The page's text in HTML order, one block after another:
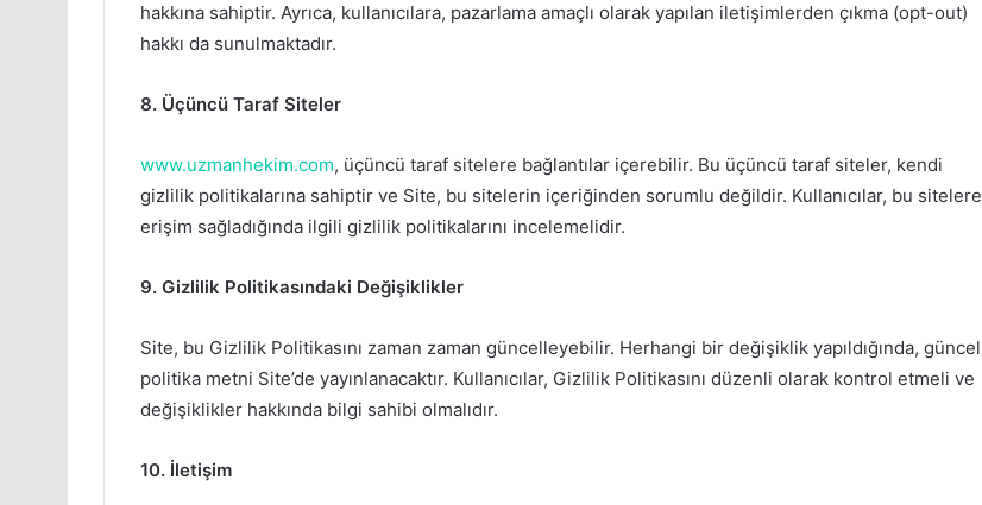
hakkına sahiptir. Ayrıca, kullanıcılara, pazarlama amaçlı olarak yapılan iletişimlerden çıkma (opt-out)
hakkı da sunulmaktadır.
8. Üçüncü Taraf Siteler
www.uzmanhekim.com, üçüncü taraf sitelere bağlantılar içerebilir. Bu üçüncü taraf siteler, kendi
gizlilik politikalarına sahiptir ve Site, bu sitelerin içeriğinden sorumlu değildir. Kullanıcılar, bu sitelere
erişim sağladığında ilgili gizlilik politikalarını incelemelidir.
9. Gizlilik Politikasındaki Değişiklikler
Site, bu Gizlilik Politikasını zaman zaman güncelleyebilir. Herhangi bir değişiklik yapıldığında, güncel
politika metni Site’de yayınlanacaktır. Kullanıcılar, Gizlilik Politikasını düzenli olarak kontrol etmeli ve
değişiklikler hakkında bilgi sahibi olmalıdır.
10. İletişim